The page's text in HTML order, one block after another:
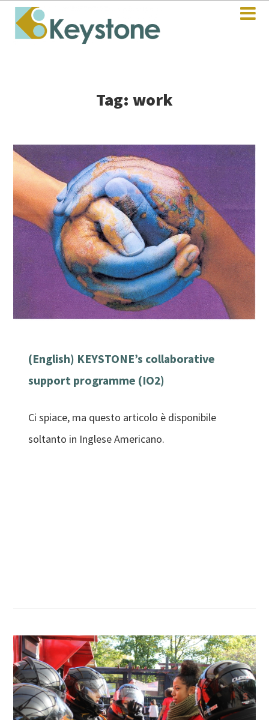
Tag: work
(English) KEYSTONE’s collaborative
support programme (IO2)
Ci spiace, ma questo articolo è disponibile
soltanto in Inglese Americano.